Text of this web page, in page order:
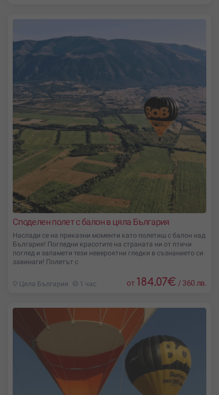
Споделен полет с балон в цяла България
Наслади се на приказни моменти като полетиш с балон над
България! Погледни красотите на страната ни от птичи
поглед и запамети тези невероятни гледки в съзнанието си
завинаги! Полетът с
Цяла България 1 час от 184.07€ / 360 лв.